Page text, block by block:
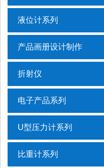
液位计系列
产品画册设计制作
折射仪
电子产品系列
U型压力计系列
比重计系列